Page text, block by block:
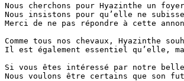
Nous cherchons pour Hyazinthe un
Nous insistons pour qu’elle ne
Merci de ne pas répondre à cette
Comme tous nos chevaux, Hyazinthe
Il est également essentiel qu’elle,
Si vous êtes intéressé par notre
Nous voulons être certains que son